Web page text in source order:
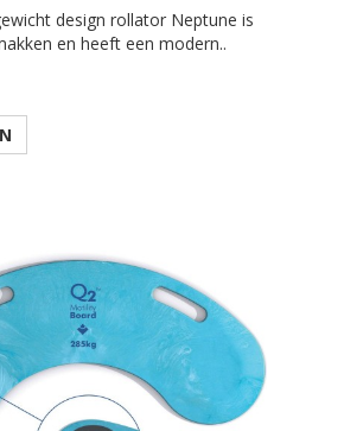
design rollator Neptune is
en heeft een modern..